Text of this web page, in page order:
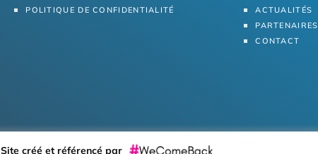
POLITIQUE DE CONFIDENTIALITÉ
ACTUALITÉS
PARTENAIRES
CONTACT
Site créé et référencé par